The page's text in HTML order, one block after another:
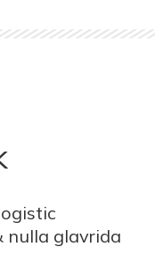
nulla glavrida